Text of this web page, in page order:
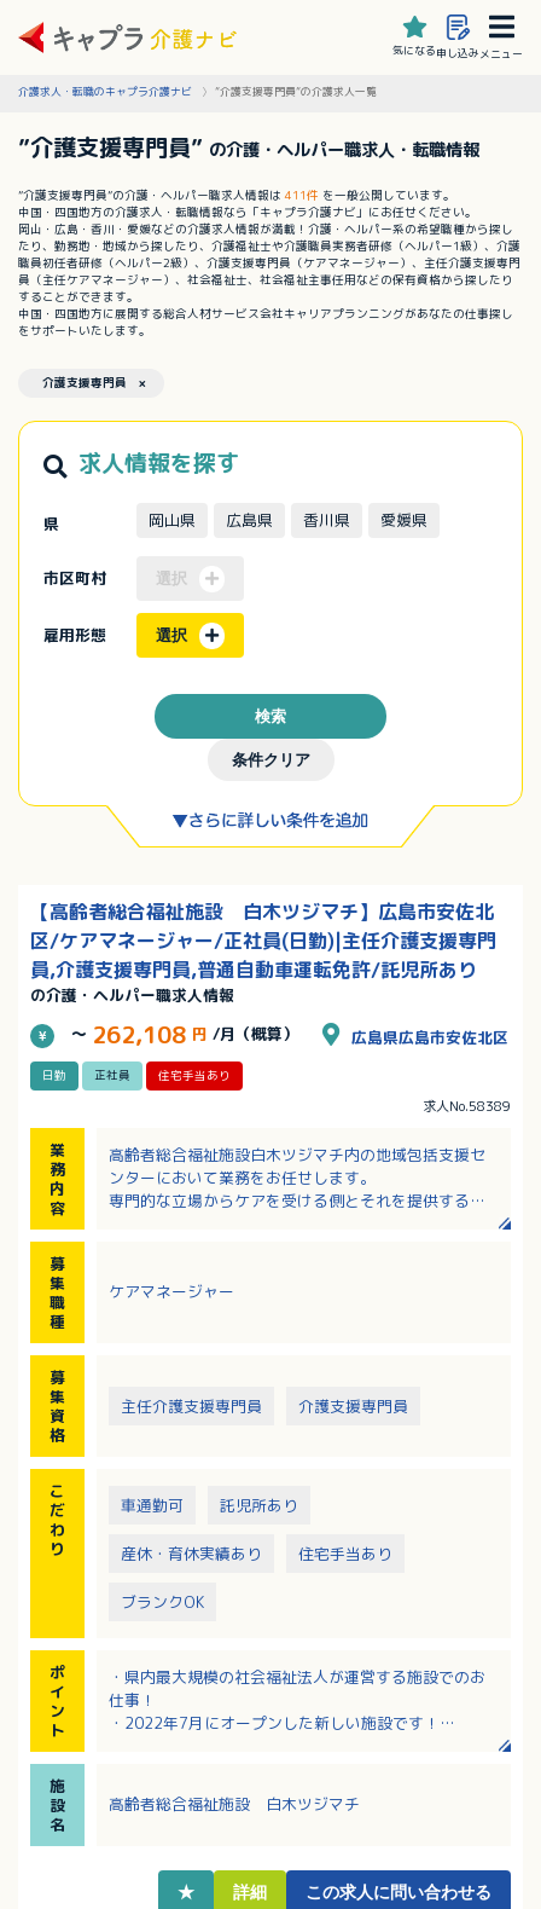
気になる申し込みメニュー
介護求人・転職のキャプラ介護ナビ ”介護支援専門員”の介護求人一覧
”介護支援専門員” の介護・ヘルパー職求人・転職情報
”介護支援専門員”の介護・ヘルパー職求人情報は411件 を一般公開しています。
中国・四国地方の介護求人・転職情報なら「キャプラ介護ナビ」にお任せください。
岡山・広島・香川・愛媛などの介護求人情報が満載！介護・ヘルパー系の希望職種から探し
たり、勤務地・地域から探したり、介護福祉士や介護職員実務者研修（ヘルパー1級）、介護
職員初任者研修（ヘルパー2級）、介護支援専門員（ケアマネージャー）、主任介護支援専門
員（主任ケアマネージャー）、社会福祉士、社会福祉主事任用などの保有資格から探したり
することができます。
中国・四国地方に展開する総合人材サービス会社キャリアプランニングがあなたの仕事探し
をサポートいたします。
介護支援専門員 ×
求人情報を探す
県 岡山県 広島県 香川県 愛媛県
市区町村 選択
雇用形態 選択
条件クリア
検索
【高齢者総合福祉施設 白木ツジマチ】広島市安佐北
区/ケアマネージャー/正社員(日勤)|主任介護支援専門
員,介護支援専門員,普通自動車運転免許/託児所あり
の介護・ヘルパー職求人情報
～ 262,108 円 /月（概算） 広島県広島市安佐北区
日勤 正社員 住宅手当あり
求人No.58389
業
務
内
容
高齢者総合福祉施設白木ツジマチ内の地域包括支援セ
ンターにおいて業務をお任せします。
専門的な立場からケアを受ける側とそれを提供する事
募
集
職
種
ケアマネージャー
募
集
資
格
主任介護支援専門員 介護支援専門員
こ
だ
わ
り
車通勤可 託児所あり
産休・育休実績あり 住宅手当あり
ブランクOK
ポ
イ
ン
ト
・県内最大規模の社会福祉法人が運営する施設でのお
仕事！
・2022年7月にオープンした新しい施設です！
・法人内外での教育研修制度充実！
・財形貯蓄制度、永年勤続表彰、各種手当の支給など
施
設
名
高齢者総合福祉施設 白木ツジマチ
★ 詳細 この求人に問い合わせる